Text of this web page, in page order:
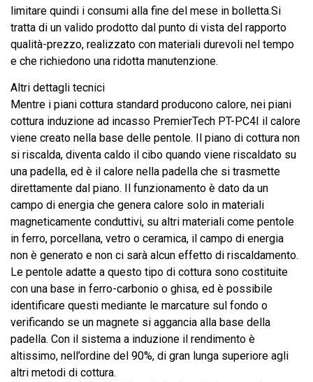
limitare quindi i consumi alla fine del mese in bolletta.Si
tratta di un valido prodotto dal punto di vista del rapporto
qualità-prezzo, realizzato con materiali durevoli nel tempo
e che richiedono una ridotta manutenzione.
Altri dettagli tecnici
Mentre i piani cottura standard producono calore, nei piani
cottura induzione ad incasso PremierTech PT-PC4I il calore
viene creato nella base delle pentole. Il piano di cottura non
si riscalda, diventa caldo il cibo quando viene riscaldato su
una padella, ed è il calore nella padella che si trasmette
direttamente dal piano. Il funzionamento è dato da un
campo di energia che genera calore solo in materiali
magneticamente conduttivi, su altri materiali come pentole
in ferro, porcellana, vetro o ceramica, il campo di energia
non è generato e non ci sarà alcun effetto di riscaldamento.
Le pentole adatte a questo tipo di cottura sono costituite
con una base in ferro-carbonio o ghisa, ed è possibile
identificare questi mediante le marcature sul fondo o
verificando se un magnete si aggancia alla base della
padella. Con il sistema a induzione il rendimento è
altissimo, nell’ordine del 90%, di gran lunga superiore agli
altri metodi di cottura.